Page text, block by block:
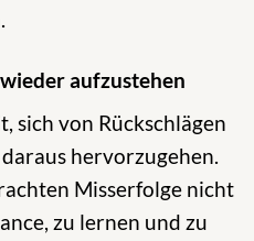
aufzustehen
sich von Rückschlägen
hervorzugehen.
Misserfolge nicht
zu lernen und zu